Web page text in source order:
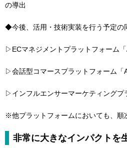
の導出
◆今後、活用・技術実装を行う予定の
▷ECマネジメントプラットフォーム「
▷会話型コマースプラットフォーム「
▷インフルエンサーマーケティングプ
※他プラットフォームにおいても、順
非常に大きなインパクトを